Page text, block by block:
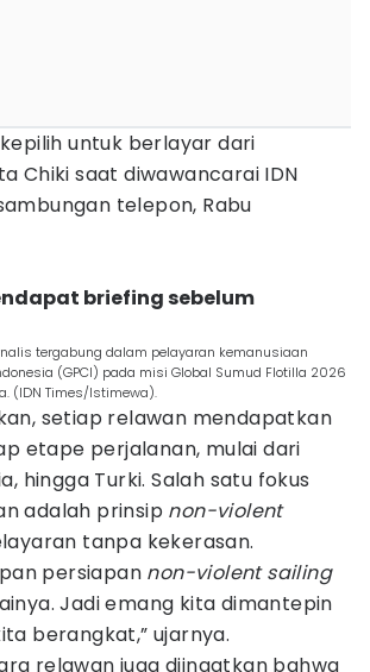
untuk berlayar dari
Chiki saat diwawancarai IDN
telepon, Rabu
briefing sebelum
tergabung dalam pelayaran kemanusiaan
(GPCI) pada misi Global Sumud Flotilla 2026
(IDN Times/Istimewa).
setiap relawan mendapatkan
etape perjalanan, mulai dari
hingga Turki. Salah satu fokus
adalah prinsip non-violent
tanpa kekerasan.
persiapan non-violent sailing
Jadi emang kita dimantepin
berangkat,” ujarnya.
relawan juga diingatkan bahwa